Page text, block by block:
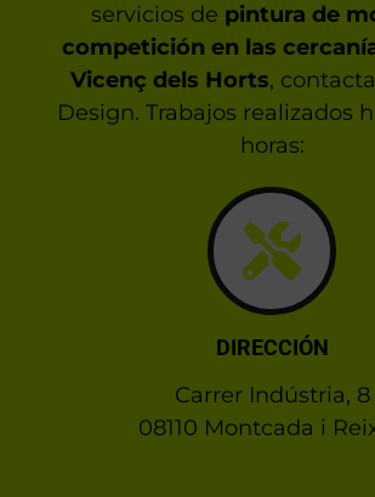
servicios de pintura de
competición en las
Vicenç dels Horts,
Design. Trabajos realizados
horas:
DIRECCIÓN
Carrer Indústria, 8
08110 Montcada i